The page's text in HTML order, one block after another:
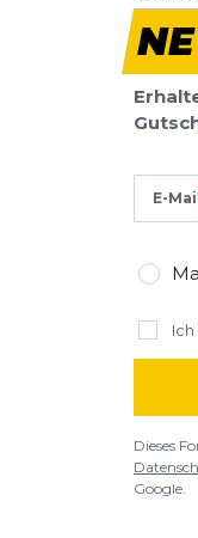
E-
Dieses
Google.